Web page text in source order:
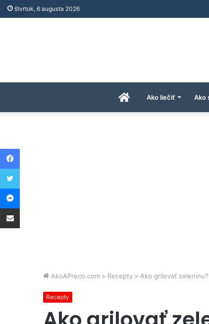
štvrtok, 6 augusta 2026
ÚvodnáAko liečiť Ako
AkoAPreco.com > Recepty > Ako grilovať zeleninu?
Recepty
Facebook
Twitter
Messenger
Share via Email